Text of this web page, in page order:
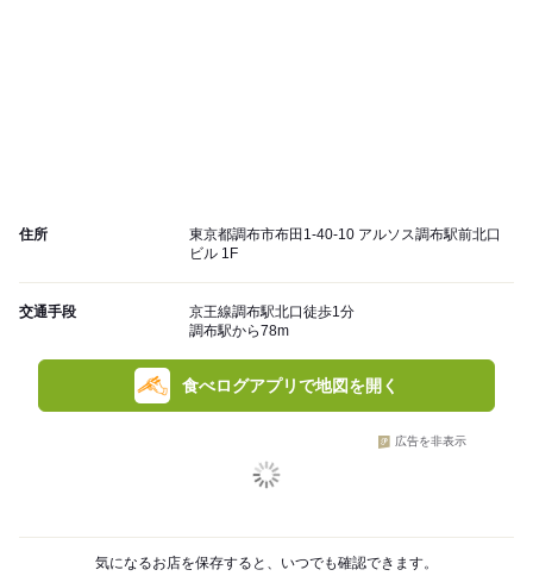
住所
東京都調布市布田1-40-10 アルソス調布駅前北口
ビル 1F
交通手段
京王線調布駅北口徒歩1分
調布駅から78m
食べログアプリで地図を開く
広告を非表示
気になるお店を保存すると、いつでも確認できます。